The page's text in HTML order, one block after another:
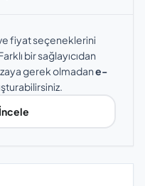
fiyat seçeneklerini
bir sağlayıcıdan
gerek olmadane-